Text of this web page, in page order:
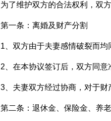
为了维护双方的合法权利，双
第一条：离婚及财产分割
1、双方由于夫妻感情破裂而均
2、在本协议签订后，双方同意
3、夫妻双方经过协商，对于财
第二条：退休金、保险金、养